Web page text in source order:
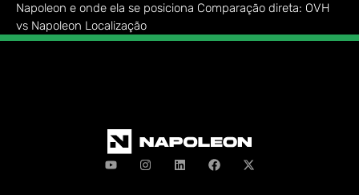
Napoleon e onde ela se posiciona Comparação direta: OVH
vs Napoleon Localização